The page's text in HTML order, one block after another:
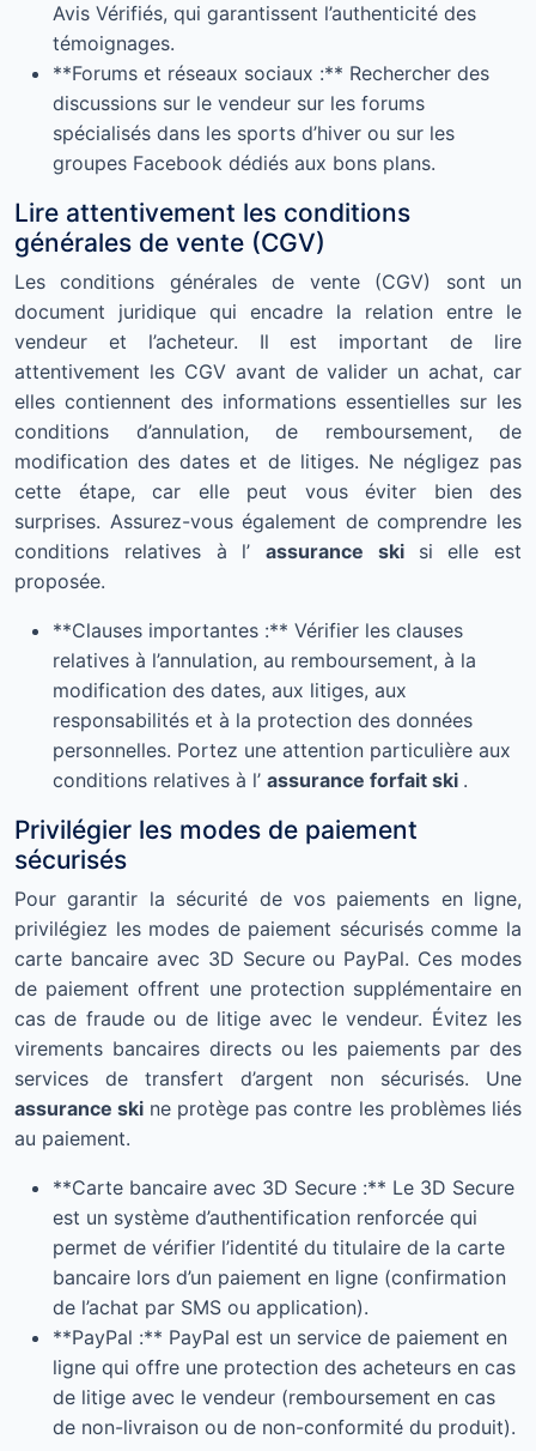
Avis Vérifiés, qui garantissent l’authenticité des
témoignages.
**Forums et réseaux sociaux :** Rechercher des
discussions sur le vendeur sur les forums
spécialisés dans les sports d’hiver ou sur les
groupes Facebook dédiés aux bons plans.
Lire attentivement les conditions
générales de vente (CGV)
Les conditions générales de vente (CGV) sont un
document juridique qui encadre la relation entre le
vendeur et l’acheteur. Il est important de lire
attentivement les CGV avant de valider un achat, car
elles contiennent des informations essentielles sur les
conditions d’annulation, de remboursement, de
modification des dates et de litiges. Ne négligez pas
cette étape, car elle peut vous éviter bien des
surprises. Assurez-vous également de comprendre les
conditions relatives à l’ assurance ski si elle est
proposée.
**Clauses importantes :** Vérifier les clauses
relatives à l’annulation, au remboursement, à la
modification des dates, aux litiges, aux
responsabilités et à la protection des données
personnelles. Portez une attention particulière aux
conditions relatives à l’ assurance forfait ski .
Privilégier les modes de paiement
sécurisés
Pour garantir la sécurité de vos paiements en ligne,
privilégiez les modes de paiement sécurisés comme la
carte bancaire avec 3D Secure ou PayPal. Ces modes
de paiement offrent une protection supplémentaire en
cas de fraude ou de litige avec le vendeur. Évitez les
virements bancaires directs ou les paiements par des
services de transfert d’argent non sécurisés. Une
assurance ski ne protège pas contre les problèmes liés
au paiement.
**Carte bancaire avec 3D Secure :** Le 3D Secure
est un système d’authentification renforcée qui
permet de vérifier l’identité du titulaire de la carte
bancaire lors d’un paiement en ligne (confirmation
de l’achat par SMS ou application).
**PayPal :** PayPal est un service de paiement en
ligne qui offre une protection des acheteurs en cas
de litige avec le vendeur (remboursement en cas
de non-livraison ou de non-conformité du produit).